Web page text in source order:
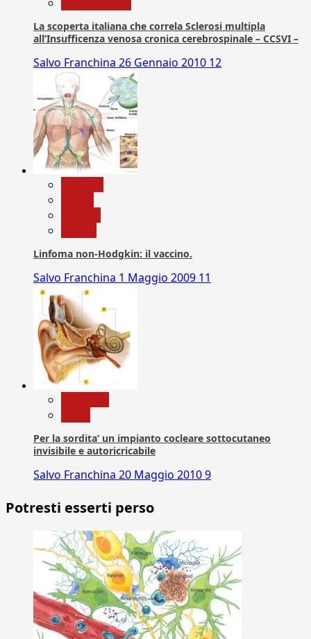
La scoperta italiana che correla Sclerosi multipla
all’Insufficenza venosa cronica cerebrospinale – CCSVI –
Salvo Franchina 26 Gennaio 2010 12
Linfoma non-Hodgkin: il vaccino.
Salvo Franchina 1 Maggio 2009 11
Per la sordita’ un impianto cocleare sottocutaneo
invisibile e autoricricabile
Salvo Franchina 20 Maggio 20109
Potresti esserti perso